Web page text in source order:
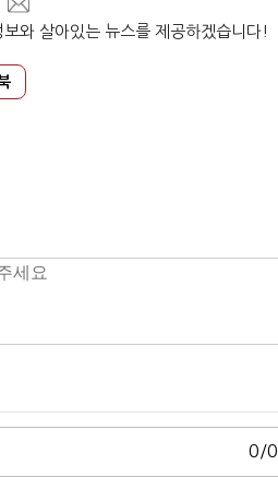
보와 살아있는 뉴스를 제공하겠습니다!
0/0